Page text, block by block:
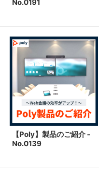
No.0191
【Poly】製品のご紹介 -
No.0139